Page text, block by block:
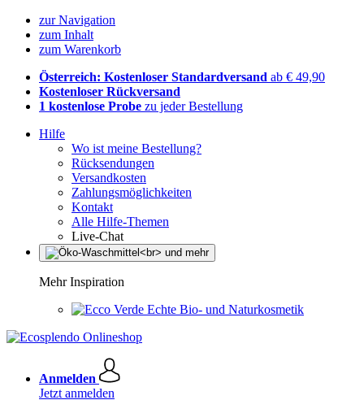
zur Navigation
zum Inhalt
zum Warenkorb
Österreich: Kostenloser Standardversand ab € 49,90
Kostenloser Rückversand
1 kostenlose Probe zu jeder Bestellung
Hilfe
Wo ist meine Bestellung?
Rücksendungen
Versandkosten
Zahlungsmöglichkeiten
Kontakt
Alle Hilfe-Themen
Live-Chat
Mehr Inspiration
Echte Bio- und Naturkosmetik
Anmelden
Jetzt anmelden